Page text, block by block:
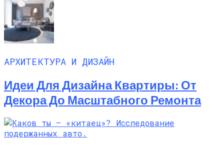
АРХИТЕКТУРА И ДИЗАЙН
Идеи Для Дизайна Квартиры: От
Декора До Масштабного Ремонта